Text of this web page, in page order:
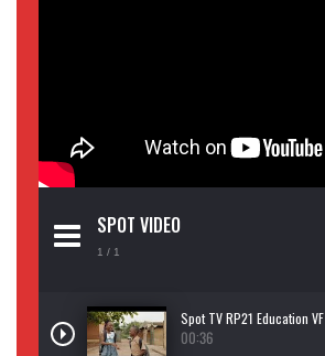
SPOT VIDEO
1 / 1
Spot TV RP21 Education VF
00:36